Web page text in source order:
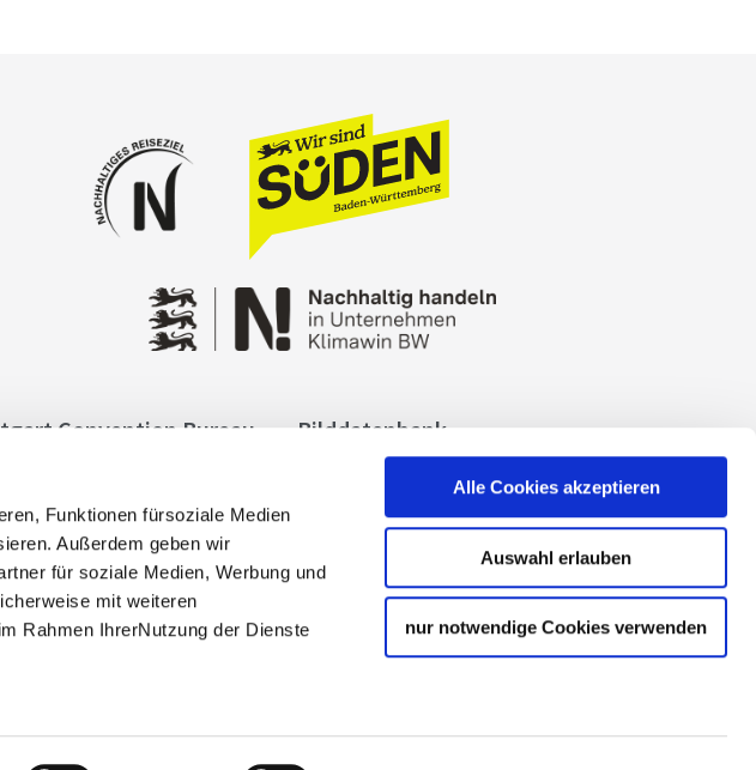
Funktionen fürsoziale Medien
Außerdem geben wir
für soziale Medien, Werbung und
mit weiteren
Rahmen IhrerNutzung der Dienste
Alle Cookies akzeptieren
Auswahl erlauben
nur notwendige Cookies verwenden
Convention Bureau
Bilddatenbank
Websites des Tourismuspartners der